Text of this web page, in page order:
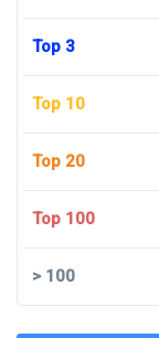
Top 3
Top 10
Top 20
Top 100
>100